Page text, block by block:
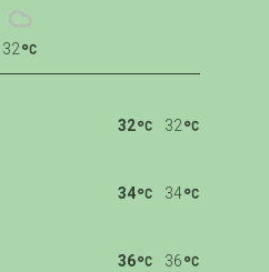
32
32
32
34
34
36
36